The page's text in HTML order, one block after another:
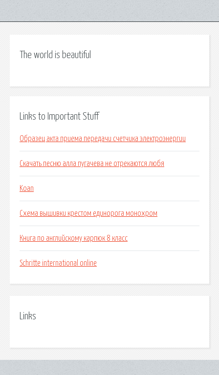
The world is beautiful
Links to Important Stuff
Образец акта приема передачи счетчика электроэнергии
Скачать песню алла пугачева не отрекаются любя
Koan
Схема вышивки крестом единорога монохром
Книга по английскому карпюк 8 класс
Schritte international online
Links